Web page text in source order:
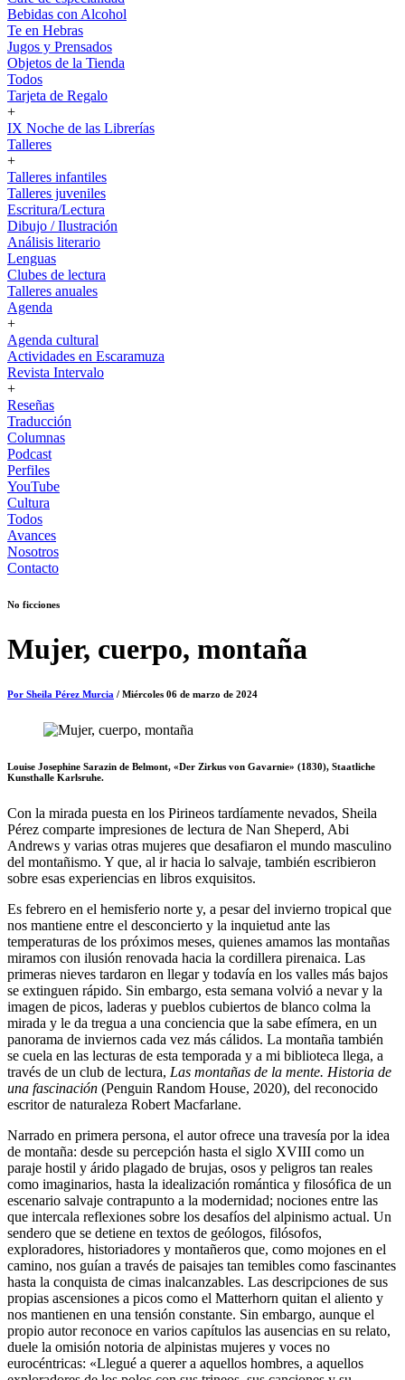
Bebidas con Alcohol
Te en Hebras
Jugos y Prensados
Objetos de la Tienda
Todos
Tarjeta de Regalo
+
IX Noche de las Librerías
Talleres
+
Talleres infantiles
Talleres juveniles
Escritura/Lectura
Dibujo / Ilustración
Análisis literario
Lenguas
Clubes de lectura
Talleres anuales
Agenda
+
Agenda cultural
Actividades en Escaramuza
Revista Intervalo
+
Reseñas
Traducción
Columnas
Podcast
Perfiles
YouTube
Cultura
Todos
Avances
Nosotros
Contacto
No ficciones
Mujer, cuerpo, montaña
Por Sheila Pérez Murcia / Miércoles 06 de marzo de 2024
Louise Josephine Sarazin de Belmont, «Der Zirkus von Gavarnie» (1830), Staatliche
Kunsthalle Karlsruhe.
Con la mirada puesta en los Pirineos tardíamente nevados, Sheila
Pérez comparte impresiones de lectura de Nan Sheperd, Abi
Andrews y varias otras mujeres que desafiaron el mundo masculino
del montañismo. Y que, al ir hacia lo salvaje, también escribieron
sobre esas experiencias en libros exquisitos.
Es febrero en el hemisferio norte y, a pesar del invierno tropical que
nos mantiene entre el desconcierto y la inquietud ante las
temperaturas de los próximos meses, quienes amamos las montañas
miramos con ilusión renovada hacia la cordillera pirenaica. Las
primeras nieves tardaron en llegar y todavía en los valles más bajos
se extinguen rápido. Sin embargo, esta semana volvió a nevar y la
imagen de picos, laderas y pueblos cubiertos de blanco colma la
mirada y le da tregua a una conciencia que la sabe efímera, en un
panorama de inviernos cada vez más cálidos. La montaña también
se cuela en las lecturas de esta temporada y a mi biblioteca llega, a
través de un club de lectura, Las montañas de la mente. Historia de
una fascinación (Penguin Random House, 2020), del reconocido
escritor de naturaleza Robert Macfarlane.
Narrado en primera persona, el autor ofrece una travesía por la idea
de montaña: desde su percepción hasta el siglo XVIII como un
paraje hostil y árido plagado de brujas, osos y peligros tan reales
como imaginarios, hasta la idealización romántica y filosófica de un
escenario salvaje contrapunto a la modernidad; nociones entre las
que intercala reflexiones sobre los desafíos del alpinismo actual. Un
sendero que se detiene en textos de geólogos, filósofos,
exploradores, historiadores y montañeros que, como mojones en el
camino, nos guían a través de paisajes tan temibles como fascinantes
hasta la conquista de cimas inalcanzables. Las descripciones de sus
propias ascensiones a picos como el Matterhorn quitan el aliento y
nos mantienen en una tensión constante. Sin embargo, aunque el
propio autor reconoce en varios capítulos las ausencias en su relato,
duele la omisión notoria de alpinistas mujeres y voces no
eurocéntricas: «Llegué a querer a aquellos hombres, a aquellos